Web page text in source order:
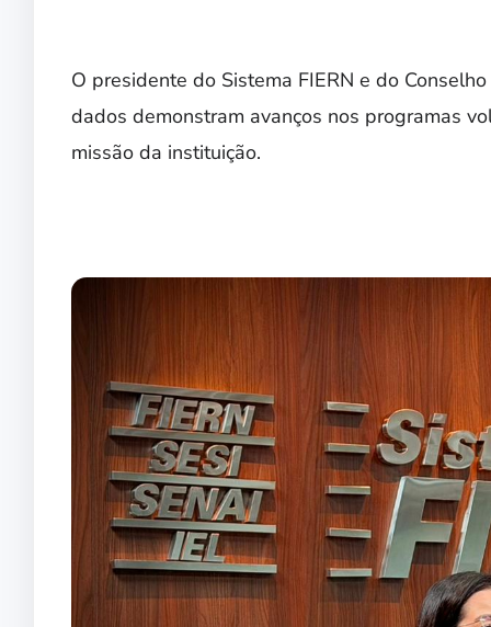
O presidente do Sistema FIERN e do
dados demonstram avanços nos programas
missão da instituição.